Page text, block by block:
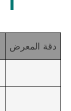
دقة المعرض